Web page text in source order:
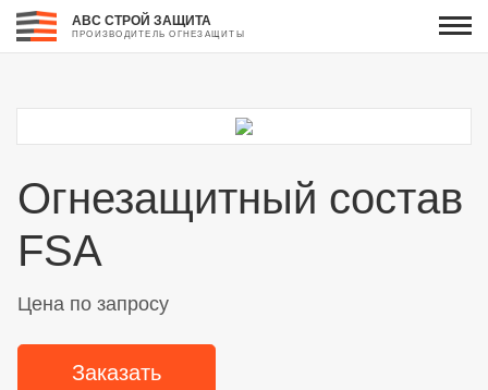
АВС СТРОЙ ЗАЩИТА
ПРОИЗВОДИТЕЛЬ ОГНЕЗАЩИТЫ
Огнезащитный состав
FSA
Цена по запросу
Заказать